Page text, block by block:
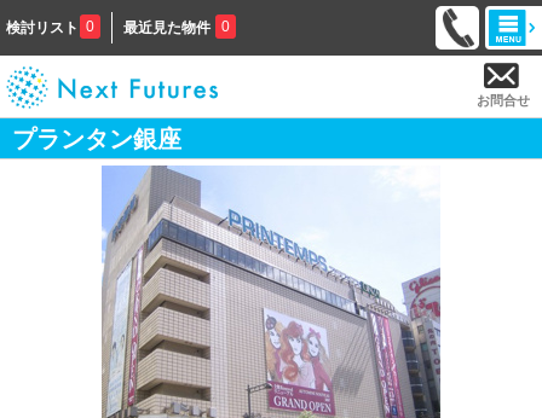
検討リスト 0 最近見た物件 0
お問合せ
プランタン銀座